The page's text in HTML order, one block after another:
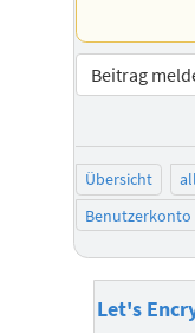
Beitrag
Übersicht
Let's